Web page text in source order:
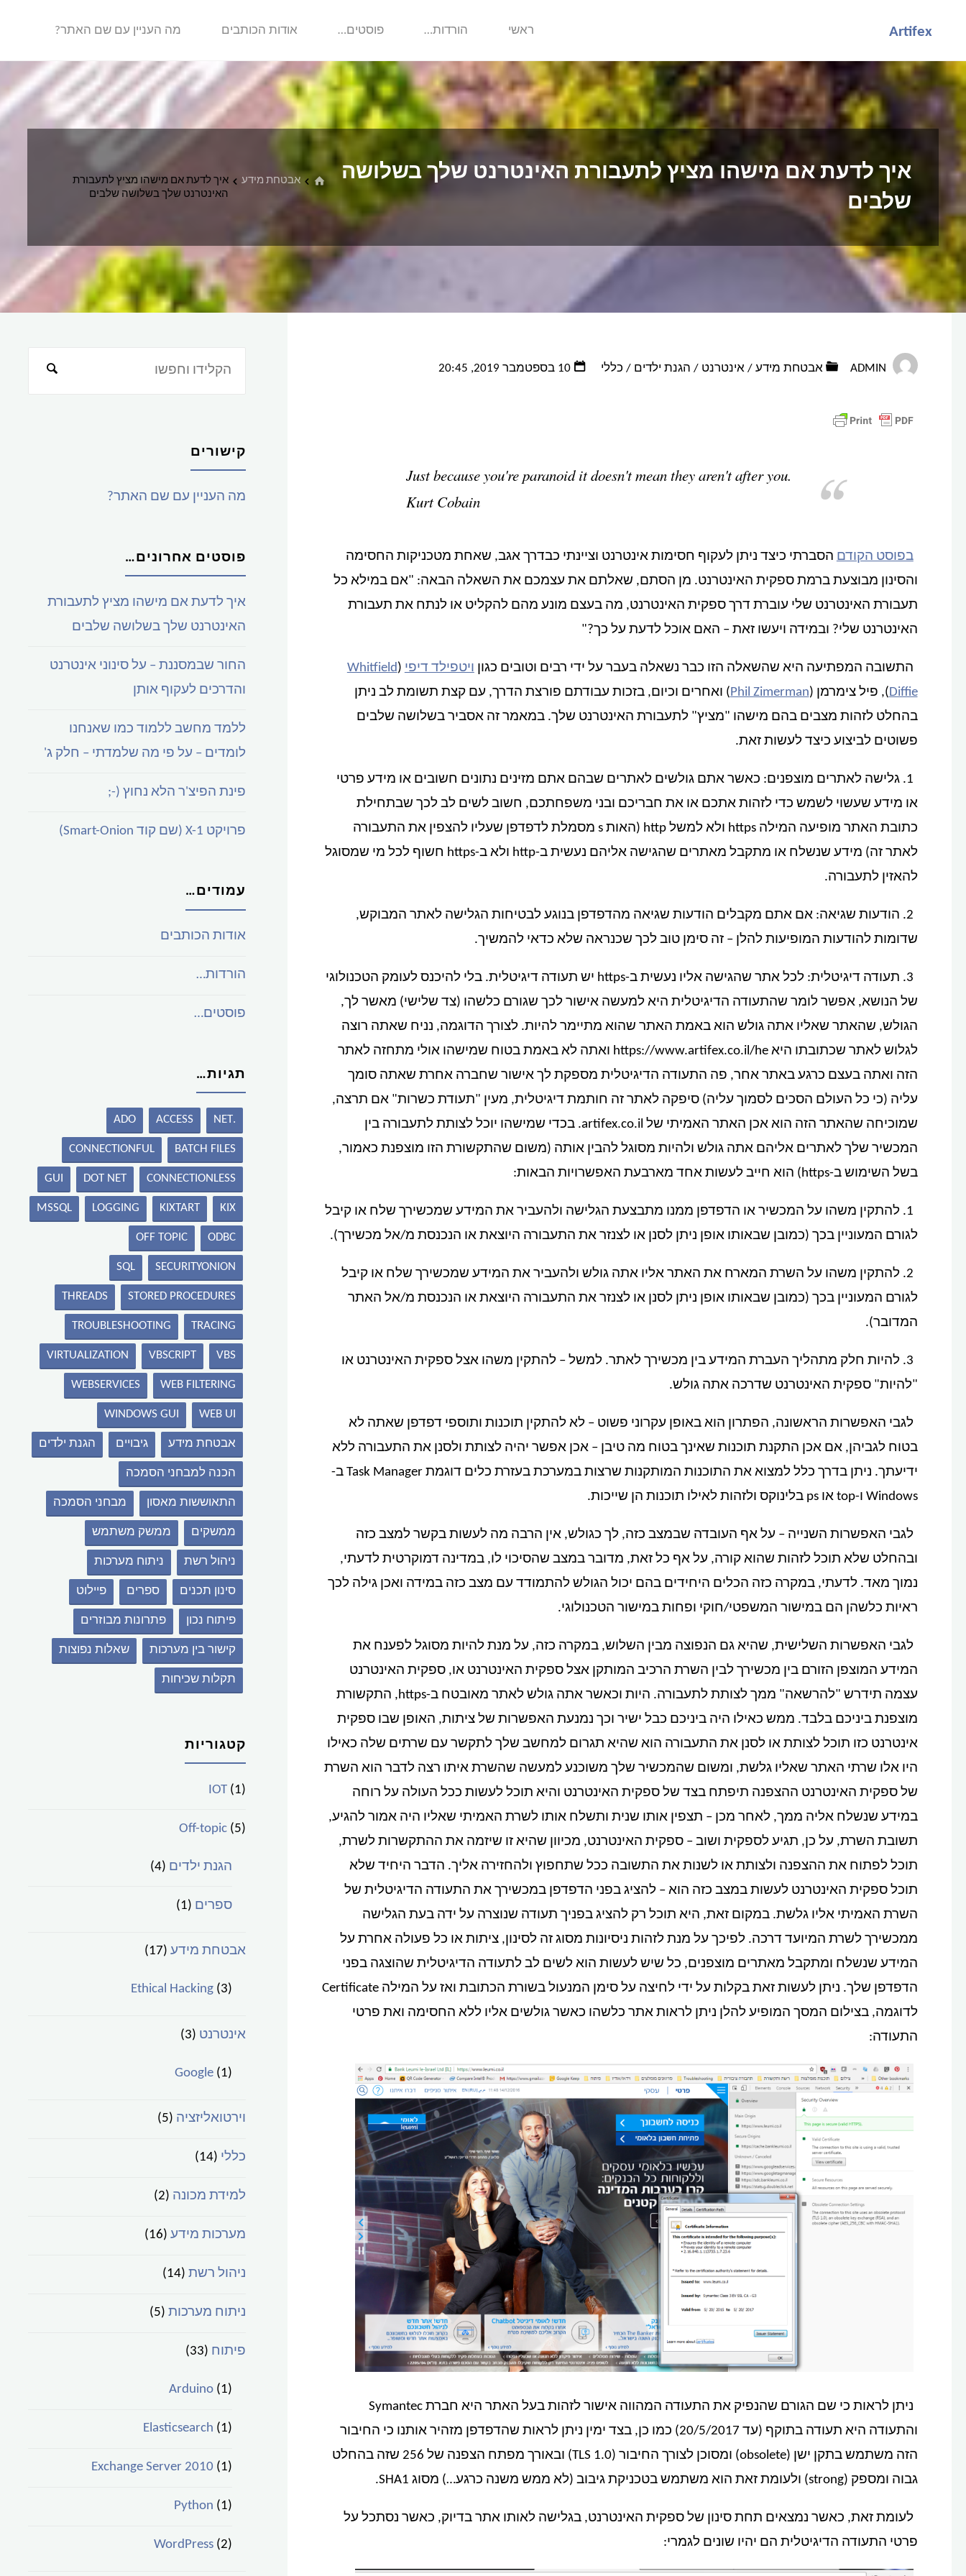
Artifex ראשי הורדות… פוסטים… אודות הכותבים מה העניין עם שם האתר?
איך לדעת אם מישהו מציץ לתעבורת האינטרנט שלך בשלושה
שלבים
ביתאבטחת מידע
איך לדעת אם מישהו מציץ לתעבורת
האינטרנט שלך בשלושה שלבים
ADMIN אבטחת מידע / אינטרנט / הגנת ילדים / כללי 10 בספטמבר 2019, 20:45
Just because you're paranoid it doesn't mean they aren't after you.
Kurt Cobain
בפוסט הקודם הסברתי כיצד ניתן לעקוף חסימות אינטרנט וציינתי כבדרך אגב, שאחת מטכניקות החסימה
והסינון מבוצעת ברמת ספקית האינטרנט. מן הסתם, שאלתם את עצמכם את השאלה הבאה: "אם במילא כל
תעבורת האינטרנט שלי עוברת דרך ספקית האינטרנט, מה בעצם מונע מהם להקליט או לנתח את תעבורת
האינטרנט שלי? ובמידה ויעשו זאת – האם אוכל לדעת על כך?"
התשובה המפתיעה היא שהשאלה הזו כבר נשאלה בעבר על ידי רבים וטובים כגון ויטפילד דיפי (
Whitfield
Diffie ), פיל צימרמן (Phil Zimerman ) ואחרים וכיום, בזכות עבודתם פורצת הדרך, עם קצת תשומת לב ניתן
בהחלט לזהות מצבים בהם מישהו "מציץ" לתעבורת האינטרנט שלך. במאמר זה אסביר בשלושה שלבים
פשוטים לביצוע כיצד לעשות זאת.
1. גלישה לאתרים מוצפנים: כאשר אתם גולשים לאתרים שבהם אתם מזינים נתונים חשובים או מידע פרטי
או מידע שעשוי לשמש כדי לזהות אתכם או את חבריכם ובני משפחתכם, חשוב לשים לב לכך שבתחילת
כתובת האתר מופיעה המילה https ולא למשל http (האות s מסמלת לדפדפן שעליו להצפין את התעבורה
לאתר זה) מידע שנשלח או מתקבל מאתרים שהגישה אליהם נעשית ב-http ולא ב-https חשוף לכל מי שמסוגל
להאזין לתעבורה.
2. הודעות שגיאה: אם אתם מקבלים הודעות שגיאה מהדפדפן בנוגע לבטיחות הגלישה לאתר המבוקש,
שדומות להודעות המופיעות להלן – זה סימן טוב לכך שכנראה שלא כדאי להמשיך.
3. תעודה דיגיטלית: לכל אתר שהגישה אליו נעשית ב-https יש תעודה דיגיטלית. בלי להיכנס לעומק הטכנולוגי
של הנושא, אפשר לומר שהתעודה הדיגיטלית היא למעשה אישור לכך שגורם כלשהו (צד שלישי) מאשר לך,
הגולש, שהאתר שאליו אתה גולש הוא באמת האתר שהוא מתיימר להיות. לצורך הדוגמה, נניח שאתה רוצה
לגלוש לאתר שכתובתו היא https://www.artifex.co.il/he ואתה לא באמת בטוח שמישהו אולי מתחזה לאתר
הזה ואתה בעצם כרגע באתר אחר, פה התעודה הדיגיטלית מספקת לך אישור שחברה אחרת שאתה סומך
עליה (כי כל העולם הסכים לסמוך עליה) סיפקה לאתר זה חותמת דיגיטלית, מעין "תעודת כשרות" אם תרצה,
שמוכיחה שהאתר הזה הוא אכן האתר האמיתי של artifex.co.il. בכדי שמישהו יוכל לצותת לתעבורה בין
המכשיר שלך לאתרים אליהם אתה גולש ולהיות מסוגל להבין אותה (משום שהתקשורת הזו מוצפנת כאמור,
בשל השימוש ב-https) הוא חייב לעשות אחד מארבעת האפשרויות הבאות:
1. להתקין משהו על המכשיר או הדפדפן ממנו מתבצעת הגלישה ולהעביר את המידע שמכשירך שלח או קיבל
לגורם המעוניין בכך (כמובן שבאותו אופן ניתן לסנן או לצנזר את התעבורה היוצאת או הנכנסת מ/אל מכשירך).
2. להתקין משהו על השרת המארח את האתר אליו אתה גולש ולהעביר את המידע שמכשירך שלח או קיבל
לגורם המעוניין בכך (כמובן שבאותו אופן ניתן לסנן או לצנזר את התעבורה היוצאת או הנכנסת מ/אל האתר
המדובר).
3. להיות חלק מתהליך העברת המידע בין מכשירך לאתר. למשל – להתקין משהו אצל ספקית האינטרנט או
"להיות" ספקית האינטרנט שדרכה אתה גולש.
לגבי האפשרות הראשונה, הפתרון הוא באופן עקרוני פשוט – לא להתקין תוכנות ותוספי דפדפן שאתה לא
בטוח לגביהן, אם אכן התקנת תוכנות שאינך בטוח מה טיבן – אכן אפשר יהיה לצותת ולסנן את התעבורה ללא
ידיעתך. ניתן בדרך כלל למצוא את התוכנות המותקנות שרצות במערכת בעזרת כלים דוגמת Task Manager ב-
Windows ו-top או ps בלינוקס ולזהות לאילו תוכנות הן שייכות.
לגבי האפשרות השנייה – על אף העובדה שבמצב כזה, לך כגולש, אין הרבה מה לעשות בקשר למצב כזה
ובהחלט שלא תוכל לזהות שהוא קורה, על אף כל זאת, מדובר במצב שהסיכוי לו, במדינה דמוקרטית לדעתי,
נמוך מאד. לדעתי, במקרה כזה הכלים היחידים בהם יכול הגולש להתמודד עם מצב כזה במידה ואכן גילה לכך
ראיות כלשהן הם במישור המשפטי/חוקי ופחות במישור הטכנולוגי.
לגבי האפשרות השלישית, שהיא גם הנפוצה מבין השלוש, במקרה כזה, על מנת להיות מסוגל לפענח את
המידע המוצפן הזורם בין מכשירך לבין השרת הרכיב המותקן אצל ספקית האינטרנט או, ספקית האינטרנט
עצמה תידרש "להרשאה" ממך לצותת לתעבורה. היות וכאשר אתה גולש לאתר מאובטח ב-https, התקשורת
מוצפנת ביניכם בלבד. ממש כאילו היה ביניכם כבל ישיר וכך נמנעת האפשרות של ציתות, האופן שבו ספקית
אינטרנט כזו תוכל לצותת או לסנן את התעבורה הוא שהיא תגרום למחשב שלך לתקשר עם שרתים שלה כאילו
היו אלו שרתי האתר שאליו גלשת, ומשום שהמכשיר שלך משוכנע למעשה שהשרת איתו רצה לדבר הוא השרת
של ספקית האינטרנט ההצפנה תיפתח בצד של ספקית האינטרנט והיא תוכל לעשות ככל העולה על רוחה
במידע שנשלח אליה ממך, לאחר מכן – תצפין אותו שנית ותשלח אותו לשרת האמיתי שאליו היה אמור להגיע,
תשובת השרת, על כן, תגיע לספקית ושוב – ספקית האינטרנט, מכיוון שהיא זו שיזמה את ההתקשרות לשרת,
תוכל לפתוח את ההצפנה ולצותת או לשנות את התשובה ככל שתחפוץ ולהחזירה אליך. הדבר היחיד שלא
תוכל ספקית האינטרנט לעשות במצב כזה הוא – להציג בפני הדפדפן במכשירך את התעודה הדיגיטלית של
השרת האמיתי אליו גלשת. במקום זאת, היא תוכל רק להציג בפניך תעודה שנוצרה על ידה בעת הגלישה
ממכשירך לשרת המיועד דרכה. לפיכך על מנת לזהות ניסיונות מסוג זה לסינון, ציתות או כל פעולה אחרת על
המידע שנשלח ומתקבל מאתרים מוצפנים, כל שיש לעשות הוא לשים לב לתעודה הדיגיטלית שהוצגה בפני
הדפדפן שלך. ניתן לעשות זאת בקלות על ידי לחיצה על סימן המנעול בשורת הכתובת ואז על המילה Certificate
לדוגמה, בצילום המסך המופיע להלן ניתן לראות אתר כלשהו כאשר גולשים אליו ללא החסימה ואת פרטי
התעודה:
ניתן לראות כי שם הגורם שהנפיק את התעודה המהווה אישור לזהות בעל האתר היא חברת Symantec
והתעודה היא תעודה בתוקף (עד 20/5/2017) כמו כן, בצד ימין ניתן לראות שהדפדפן מזהיר אותנו כי החיבור
הזה משתמש בתקן ישן (obsolete) ומסוכן לצורך החיבור (TLS 1.0) ובאורך מפתח הצפנה של 256 שזה בהחלט
גבוה ומספק (strong) ולעומת זאת הוא משתמש בטכניקת גיבוב (לא ממש משנה כרגע…) מסוג SHA1.
לעומת זאת, כאשר נמצאים תחת סינון של ספקית האינטרנט, בגלישה לאותו אתר בדיוק, כאשר נסתכל על
פרטי התעודה הדיגיטלית הם יהיו שונים לגמרי:
קישורים
מה העניין עם שם האתר?
פוסטים אחרונים…
איך לדעת אם מישהו מציץ לתעבורת
האינטרנט שלך בשלושה שלבים
החור שבמסננת – על סינוני אינטרנט
והדרכים לעקוף אותן
ללמד מחשב ללמוד כמו שאנחנו
לומדים – על פי מה שלמדתי – חלק ג'
פינת הפיצ'ר הלא נחוץ (-;
פרויקט X-1 (שם קוד Smart-Onion)
עמודים…
אודות הכותבים
הורדות…
פוסטים…
תגיות…
.NET
ACCESS
ADO
BATCH FILES
CONNECTIONFUL
CONNECTIONLESS
DOT NET
GUI
KIX
KIXTART
LOGGING
MSSQL
ODBC
OFF TOPIC
SECURITYONION
SQL
STORED PROCEDURES
THREADS
TRACING
TROUBLESHOOTING
VBS
VBSCRIPT
VIRTUALIZATION
WEB FILTERING
WEBSERVICES
WEB UI
WINDOWS GUI
אבטחת מידע גיבויים הגנת ילדים
הכנה למבחני הסמכה
התאוששות מאסון מבחני הסמכה
ממשקים ממשק משתמש
ניהול רשת ניתוח מערכות
סינון תכנים ספרים פיילוט
פיתוח נכון פתרונות מבוזרים
קישור בין מערכות שאלות נפוצות
תקלות שכיחות
קטגוריות
IOT(1)
Off-topic(5)
הגנת ילדים (4)
ספרים (1)
אבטחת מידע (17)
Ethical Hacking(3)
אינטרנט (3)
Google(1)
וירטואליזציה (5)
כללי (14)
למידת מכונה (2)
מערכות מידע (16)
ניהול רשת (14)
ניתוח מערכות (5)
פיתוח (33)
Arduino(1)
Elasticsearch (1)
Exchange Server 2010 (1)
Python (1)
WordPress(2)